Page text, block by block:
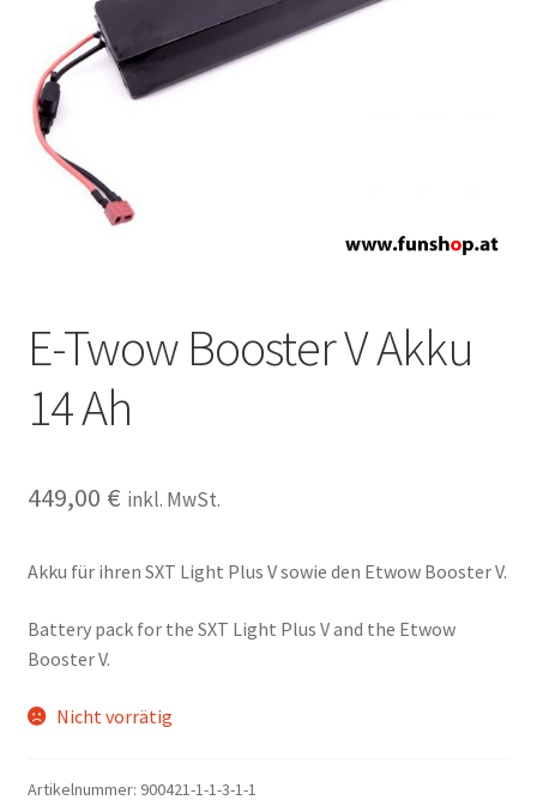
E-Twow Booster V Akku
14 Ah
449,00 € inkl. MwSt.
Akku für ihren SXT Light Plus V sowie den Etwow Booster V.
Battery pack for the SXT Light Plus V and the Etwow
Booster V.
Nicht vorrätig
Artikelnummer: 900421-1-1-3-1-1